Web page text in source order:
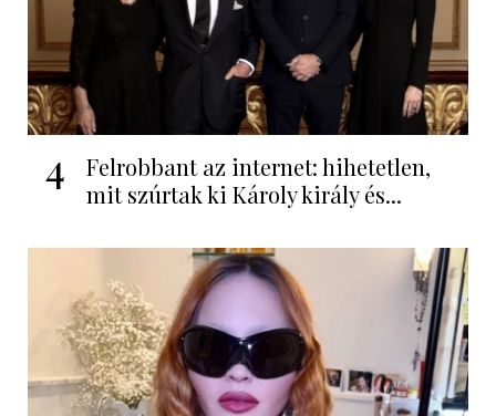
4
Felrobbant az internet: hihetetlen,
mit szúrtak ki Károly király és...